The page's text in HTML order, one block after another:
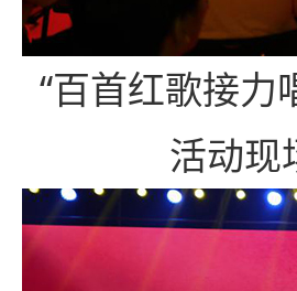
“百首红歌接
活动现